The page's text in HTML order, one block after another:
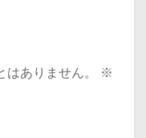
ありません。
※